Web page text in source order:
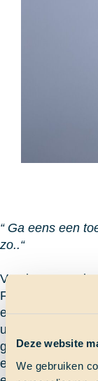
Deze website
We gebruiken
“ Ga eens een
Vandaag was
Faial, de
een schooldagje
uit havermout
gingen we
een motiverende